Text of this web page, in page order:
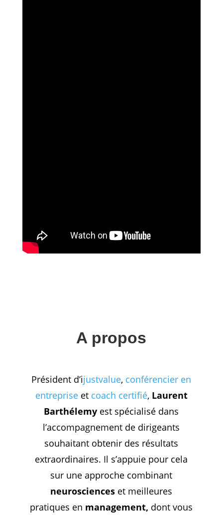
A propos
Président d’ijustvalue, conférencier en
entrepriseet coach certifié, Laurent
Barthélemy est spécialisé dans
l’accompagnement de dirigeants
souhaitant obtenir des résultats
extraordinaires. Il s’appuie pour cela
sur une approche combinant
neurosciences et meilleures
pratiques en management, dont vous